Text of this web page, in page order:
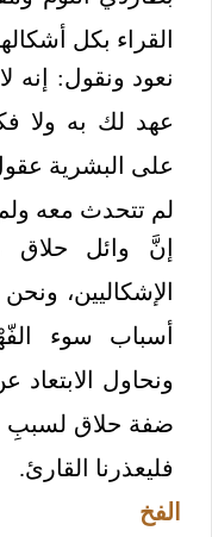
القراء بكل
نعود ونقول: إنه
عهد لك به ولا
على البشرية
لم تتحدث معه
إنَّ وائل حلاق
الإشكاليين،
أسباب سوء
ونحاول الابتعاد
ضفة حلاق لسببِ
فليعذرنا القارئ.
الفخ